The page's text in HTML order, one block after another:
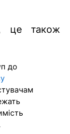
це також
до